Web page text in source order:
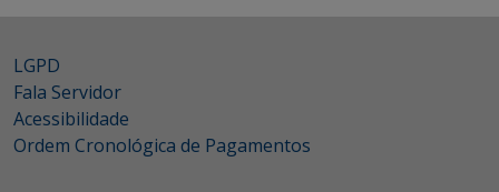
LGPD
Fala Servidor
Acessibilidade
Ordem Cronológica de Pagamentos